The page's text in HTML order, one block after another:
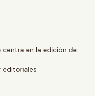
centra en la edición de
editoriales